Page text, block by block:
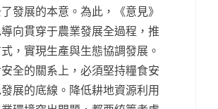
發展的本意。為此，《意見》
向貫穿于農業發展全過程，推
，實現生產與生態協調發展。
全的關系上，必須堅持糧食安
展的底線。降低耕地資源利用